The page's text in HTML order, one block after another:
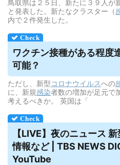
鳥取県は２５日、新たに３９人が
と発表した。新たなクラスター（
内で２件発生した。
ワクチン接種がある程度
可能？
ただし、新型コロナウイルスへの
に、新規感染者数の増加が足元で
考えるべきか。 英国は「
【LIVE】夜のニュース
情報など | TBS NEWS
YouTube